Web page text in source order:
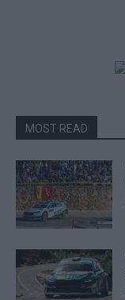
MOST READ